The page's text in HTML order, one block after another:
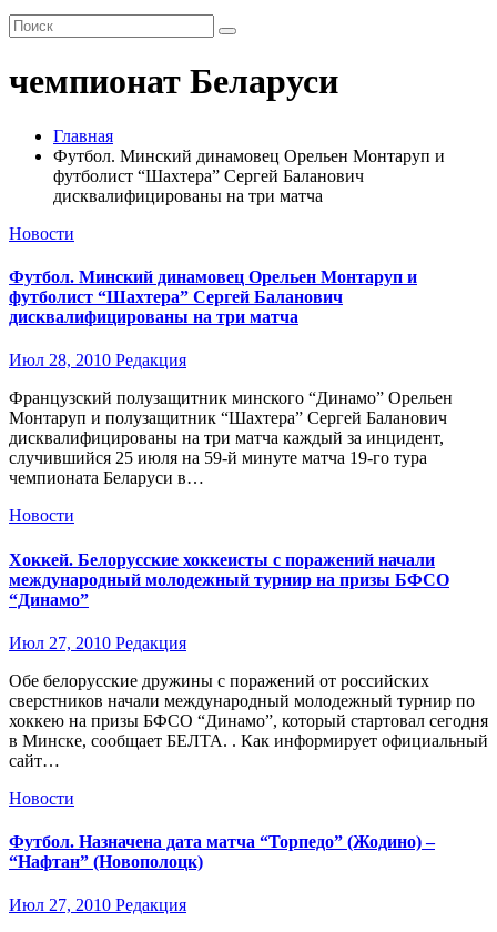
чемпионат Беларуси
Главная
Футбол. Минский динамовец Орельен Монтаруп и
футболист “Шахтера” Сергей Баланович
дисквалифицированы на три матча
Новости
Футбол. Минский динамовец Орельен Монтаруп и
футболист “Шахтера” Сергей Баланович
дисквалифицированы на три матча
Июл 28, 2010 Редакция
Французский полузащитник минского “Динамо” Орельен
Монтаруп и полузащитник “Шахтера” Сергей Баланович
дисквалифицированы на три матча каждый за инцидент,
случившийся 25 июля на 59-й минуте матча 19-го тура
чемпионата Беларуси в…
Новости
Хоккей. Белорусские хоккеисты с поражений начали
международный молодежный турнир на призы БФСО
“Динамо”
Июл 27, 2010 Редакция
Обе белорусские дружины с поражений от российских
сверстников начали международный молодежный турнир по
хоккею на призы БФСО “Динамо”, который стартовал сегодня
в Минске, сообщает БЕЛТА. . Как информирует официальный
сайт…
Новости
Футбол. Назначена дата матча “Торпедо” (Жодино) –
“Нафтан” (Новополоцк)
Июл 27, 2010 Редакция